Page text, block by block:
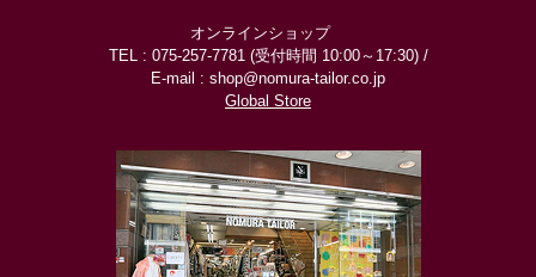
オンラインショップ
TEL : 075-257-7781 (受付時間 10:00～17:30) /
E-mail : shop@nomura-tailor.co.jp
Global Store